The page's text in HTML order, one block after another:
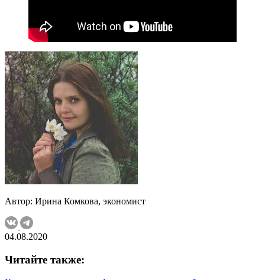
Автор: Ирина Комкова, экономист
04.08.2020
Читайте также: